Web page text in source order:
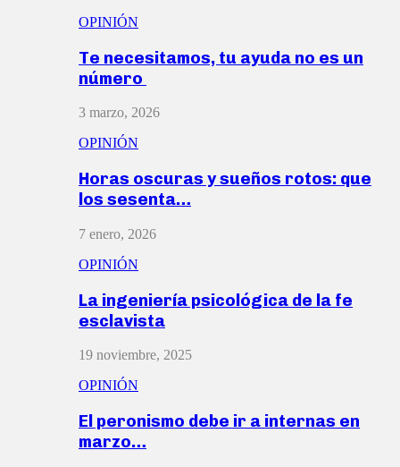
OPINIÓN
Te necesitamos, tu ayuda no es un
número
3 marzo, 2026
OPINIÓN
Horas oscuras y sueños rotos: que
los sesenta…
7 enero, 2026
OPINIÓN
La ingeniería psicológica de la fe
esclavista
19 noviembre, 2025
OPINIÓN
El peronismo debe ir a internas en
marzo…